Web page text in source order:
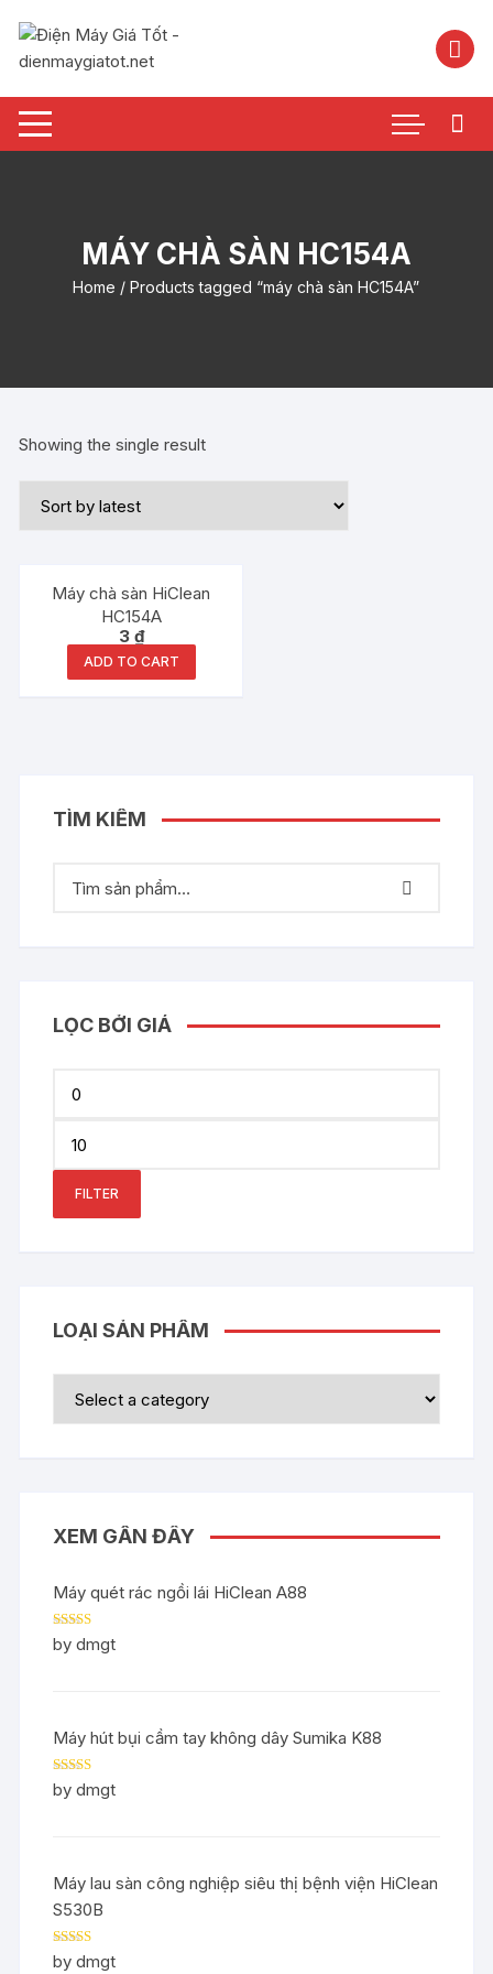
nội
MÁY CHÀ SÀN HC154A
Home / Products tagged “máy chà sàn HC154A”
Showing the single result
Máy chà sàn HiClean
HC154A
3 ₫
ADD TO CART
TÌM KIẾM
LỌC BỞI GIÁ
FILTER
LOẠI SẢN PHẨM
XEM GẦN ĐÂY
Máy quét rác ngồi lái HiClean A88
Rated5out
of 5
by dmgt
Máy hút bụi cầm tay không dây Sumika K88
Rated5out
of 5
by dmgt
Máy lau sàn công nghiệp siêu thị bệnh viện HiClean
S530B
Rated5out
by dmgt